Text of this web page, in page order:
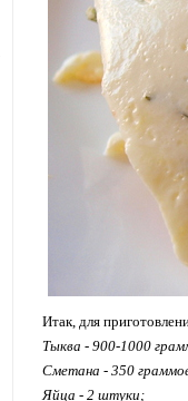
Итак, для
Тыква - 900-1000
Сметана - 350
Яйца - 2 штуки;